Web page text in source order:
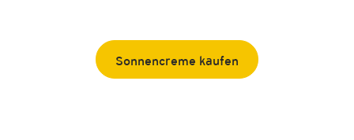
Sonnencreme kaufen